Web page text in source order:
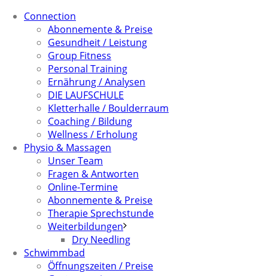
Connection
Abonnemente & Preise
Gesundheit / Leistung
Group Fitness
Personal Training
Ernährung / Analysen
DIE LAUFSCHULE
Kletterhalle / Boulderraum
Coaching / Bildung
Wellness / Erholung
Physio & Massagen
Unser Team
Fragen & Antworten
Online-Termine
Abonnemente & Preise
Therapie Sprechstunde
Weiterbildungen
Dry Needling
Schwimmbad
Öffnungszeiten / Preise